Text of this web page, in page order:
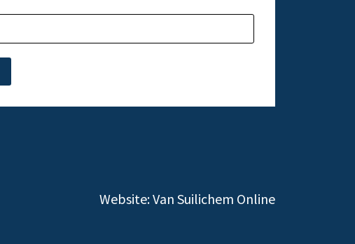
Website:Van Suilichem Online